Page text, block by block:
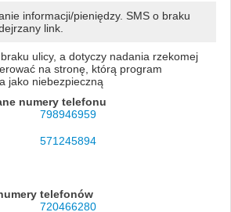
informacji/pieniędzy. SMS o braku
link.
ulicy, a dotyczy nadania rzekomej
na stronę, którą program
jako niebezpieczną
numery telefonu
798946959
571245894
telefonów
720466280